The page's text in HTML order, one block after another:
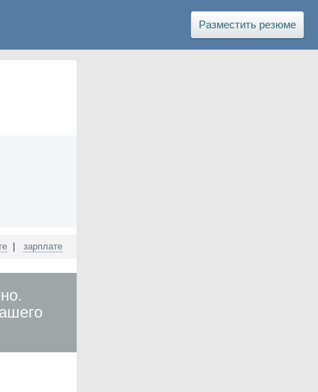
Разместить резюме
зарплате